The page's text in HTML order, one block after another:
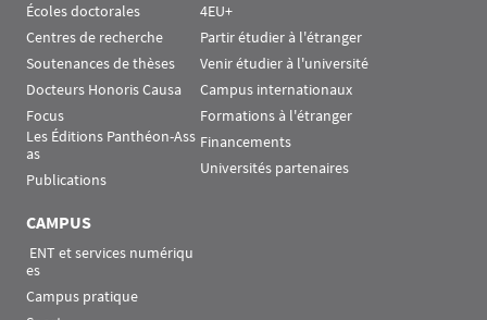
Écoles doctorales
Centres de recherche
Soutenances de thèses
Docteurs Honoris Causa
Focus
Les Éditions Panthéon-Ass
as
Publications
4EU+
Partir étudier à l'étranger
Venir étudier à l'université
Campus internationaux
Formations à l'étranger
Financements
Universités partenaires
CAMPUS
es
Campus pratique